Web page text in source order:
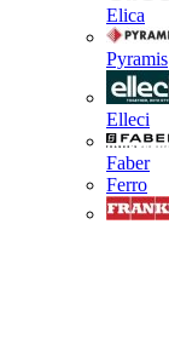
Elica
Pyramis
Elleci
Faber
Ferro